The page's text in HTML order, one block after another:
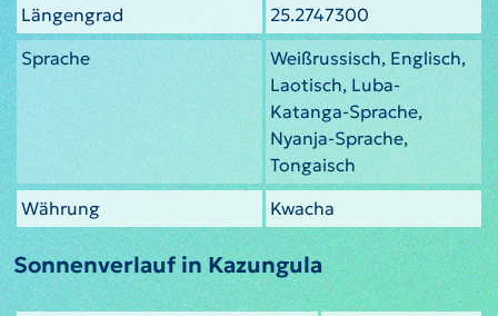
Längengrad
25.2747300
Sprache
Weißrussisch, Englisch,
Laotisch, Luba-
Katanga-Sprache,
Nyanja-Sprache,
Tongaisch
Währung
Kwacha
Sonnenverlauf in Kazungula